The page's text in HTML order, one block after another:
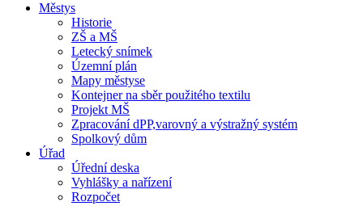
Městys
Historie
ZŠ a MŠ
Letecký snímek
Územní plán
Mapy městyse
Kontejner na sběr použitého textilu
Projekt MŠ
Zpracování dPP,varovný a výstražný systém
Spolkový dům
Úřad
Úřední deska
Vyhlášky a nařízení
Rozpočet